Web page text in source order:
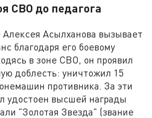
СВО до педагога
Асылханова вызывает
благодаря его боевому
в зоне СВО, он проявил
доблесть: уничтожил 15
противника. За эти
удостоен высшей награды
"Золотая Звезда" (звание